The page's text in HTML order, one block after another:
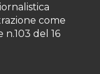
come
n.103 del 16